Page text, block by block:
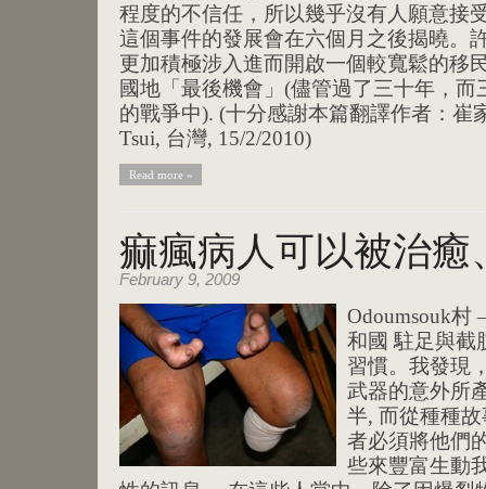
程度的不信任，所以幾乎沒有人願意接
這個事件的發展會在六個月之後揭曉。
更加積極涉入進而開啟一個較寬鬆的移
國地「最後機會」(儘管過了三十年，
的戰爭中). (十分感謝本篇翻譯作者：崔
Tsui, 台灣, 15/2/2010)
Read more »
痲瘋病人可以被治癒
February 9, 2009
Odoumsouk村
和國 駐足與截
習慣。我發現
武器的意外所
半, 而從種種
者必須將他們
些來豐富生動